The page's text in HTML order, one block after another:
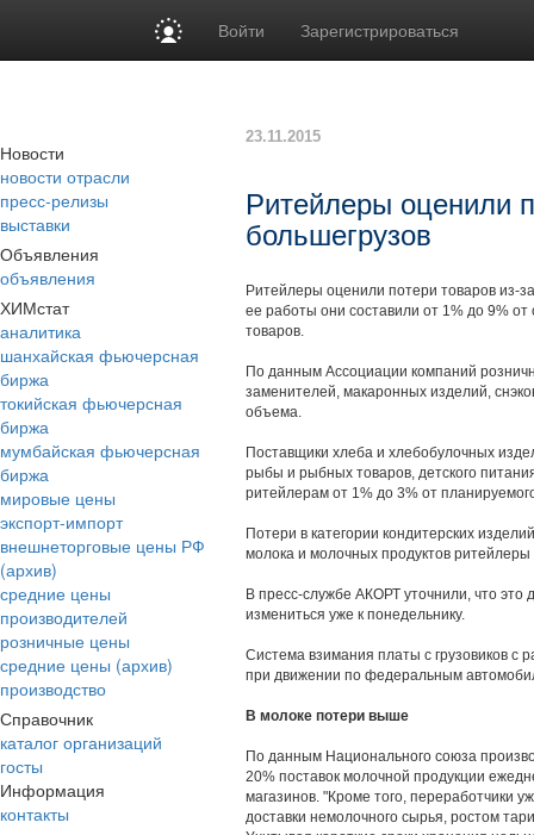
Войти Зарегистрироваться
Новости
новости отрасли
пресс-релизы
выставки
Объявления
объявления
ХИМстат
аналитика
шанхайская фьючерсная
биржа
токийская фьючерсная
биржа
мумбайская фьючерсная
биржа
мировые цены
экспорт-импорт
внешнеторговые цены РФ
(архив)
средние цены
производителей
розничные цены
средние цены (архив)
производство
Справочник
каталог организаций
госты
Информация
контакты
23.11.2015
Ритейлеры оценили
большегрузов
Ритейлеры оценили потери товаров из-
ее работы они составили от 1% до 9%
товаров.
По данным Ассоциации компаний
заменителей, макаронных изделий,
объема.
Поставщики хлеба и хлебобулочных
рыбы и рыбных товаров, детского
ритейлерам от 1% до 3% от
Потери в категории кондитерских
молока и молочных продуктов
В пресс-службе АКОРТ уточнили, что это
измениться уже к понедельнику.
Система взимания платы с грузовиков
при движении по федеральным
В молоке потери выше
По данным Национального союза
20% поставок молочной продукции
магазинов. "Кроме того, переработчики
доставки немолочного сырья, ростом